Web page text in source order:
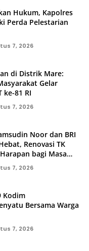
Hukum, Kapolres
Perda Pelestarian
7, 2026
di Distrik Mare:
Gelar
ke-81 RI
7, 2026
Noor dan BRI
Renovasi TK
bagi Masa
7, 2026
Kodim
Bersama Warga
7, 2026